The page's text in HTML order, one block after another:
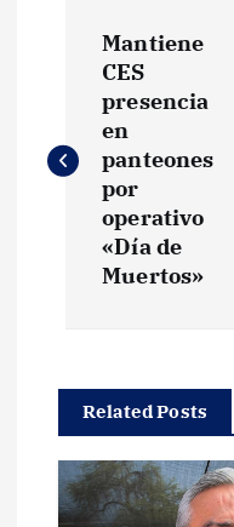
v
c
ó
Mantiene
CES
presencia
en
panteones
por
operativo
«Día de
Muertos»
Related Posts